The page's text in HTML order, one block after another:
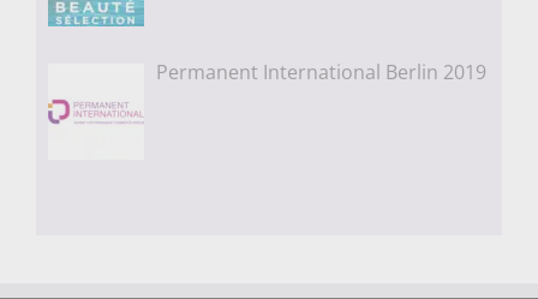
Permanent International Berlin 2019